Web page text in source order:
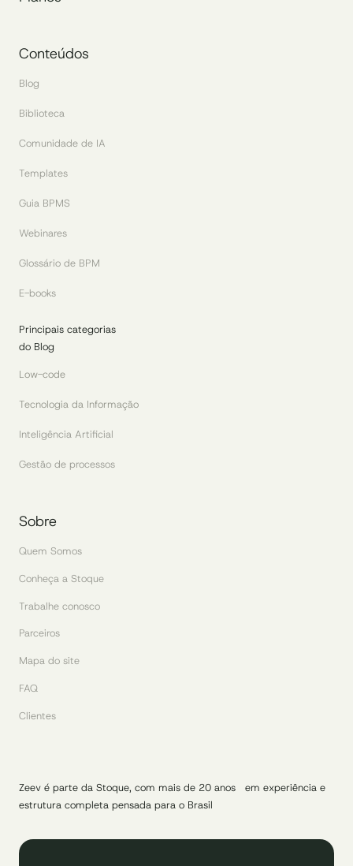
Conteúdos
Blog
Biblioteca
Comunidade de IA
Templates
Guia BPMS
Webinares
Glossário de BPM
E-books
Principais categorias
do Blog
Low-code
Tecnologia da Informação
Inteligência Artificial
Gestão de processos
Sobre
Quem Somos
Conheça a Stoque
Trabalhe conosco
Parceiros
Mapa do site
FAQ
Clientes
Zeev é parte da Stoque, com mais de 20 anos em experiência e
estrutura completa pensada para o Brasil